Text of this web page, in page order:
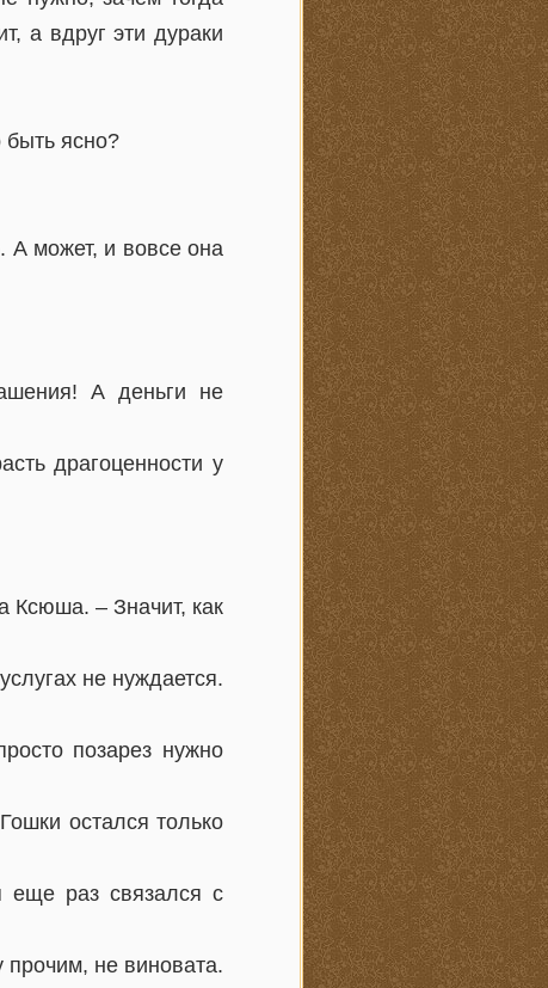
а вдруг эти дураки
ясно?
А может, и вовсе она
А деньги не
драгоценности у
Ксюша. – Значит, как
не нуждается.
позарез нужно
остался только
еще раз связался с
не виновата.